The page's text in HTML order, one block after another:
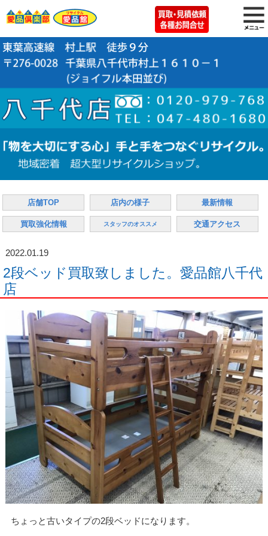
店舗TOP 店内の様子 最新情報
買取強化情報 スタッフのオススメ 交通アクセス
2022.01.19
2段ベッド買取致しました。愛品館八千代
店
ちょっと古いタイプの2段ベッドになります。